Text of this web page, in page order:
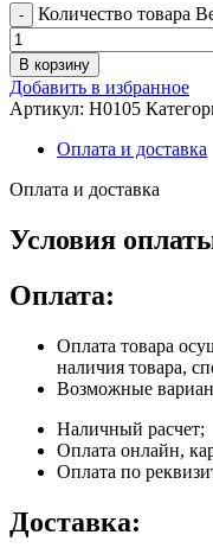
Количество товара
В корзину
Добавить в избранное
Артикул: H0105
Оплата и доставка
Оплата и доставка
Условия
Оплата:
Оплата товара
наличия товара,
Возможные
Наличный расчет;
Оплата онлайн,
Оплата по
Доставка: